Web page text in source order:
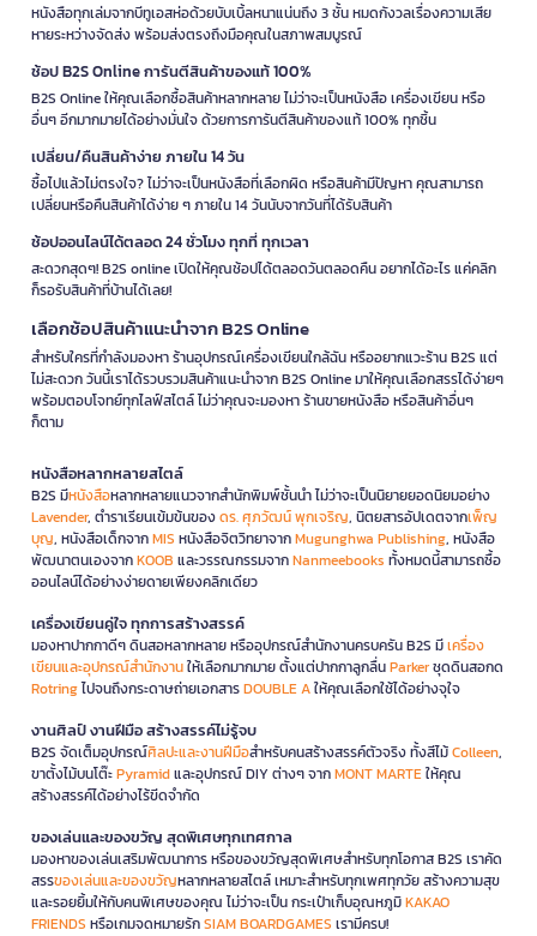
หนังสือทุกเล่มจากบีทูเอสห่อด้วยบับเบิ้ลหนาแน่นถึง 3 ชั้น หมดกังวลเรื่องความเสีย
หายระหว่างจัดส่ง พร้อมส่งตรงถึงมือคุณในสภาพสมบูรณ์
ช้อป B2S Online การันตีสินค้าของแท้ 100%
B2S Online ให้คุณเลือกซื้อสินค้าหลากหลาย ไม่ว่าจะเป็นหนังสือ เครื่องเขียน หรือ
อื่นๆ อีกมากมายได้อย่างมั่นใจ ด้วยการการันตีสินค้าของแท้ 100% ทุกชิ้น
เปลี่ยน/คืนสินค้าง่าย ภายใน 14 วัน
ซื้อไปแล้วไม่ตรงใจ? ไม่ว่าจะเป็นหนังสือที่เลือกผิด หรือสินค้ามีปัญหา คุณสามารถ
เปลี่ยนหรือคืนสินค้าได้ง่าย ๆ ภายใน 14 วันนับจากวันที่ได้รับสินค้า
ช้อปออนไลน์ได้ตลอด 24 ชั่วโมง ทุกที่ ทุกเวลา
สะดวกสุดๆ! B2S online เปิดให้คุณช้อปได้ตลอดวันตลอดคืน อยากได้อะไร แค่คลิก
ก็รอรับสินค้าที่บ้านได้เลย!
เลือกช้อปสินค้าแนะนำจาก B2S Online
สำหรับใครที่กำลังมองหา ร้านอุปกรณ์เครื่องเขียนใกล้ฉัน หรืออยากแวะร้าน B2S แต่
ไม่สะดวก วันนี้เราได้รวบรวมสินค้าแนะนำจาก B2S Online มาให้คุณเลือกสรรได้ง่ายๆ
พร้อมตอบโจทย์ทุกไลฟ์สไตล์ ไม่ว่าคุณจะมองหา ร้านขายหนังสือ หรือสินค้าอื่นๆ
ก็ตาม
หนังสือหลากหลายสไตล์
B2S มีหนังสือหลากหลายแนวจากสำนักพิมพ์ชั้นนำ ไม่ว่าจะเป็นนิยายยอดนิยมอย่าง
Lavender, ตำราเรียนเข้มข้นของดร. ศุภวัฒน์ พุกเจริญ, นิตยสารอัปเดตจากเพ็ญ
บุญ, หนังสือเด็กจากMIS หนังสือจิตวิทยาจากMugunghwa Publishing, หนังสือ
พัฒนาตนเองจากKOOB และวรรณกรรมจากNanmeebooks ทั้งหมดนี้สามารถซื้อ
ออนไลน์ได้อย่างง่ายดายเพียงคลิกเดียว
เครื่องเขียนคู่ใจ ทุกการสร้างสรรค์
มองหาปากกาดีๆ ดินสอหลากหลาย หรืออุปกรณ์สำนักงานครบครัน B2S มีเครื่อง
เขียนและอุปกรณ์สำนักงานให้เลือกมากมาย ตั้งแต่ปากกาลูกลื่นParkerชุดดินสอกด
Rotringไปจนถึงกระดาษถ่ายเอกสารDOUBLE Aให้คุณเลือกใช้ได้อย่างจุใจ
งานศิลป์ งานฝีมือ สร้างสรรค์ไม่รู้จบ
B2S จัดเต็มอุปกรณ์ศิลปะและงานฝีมือสำหรับคนสร้างสรรค์ตัวจริง ทั้งสีไม้Colleen,
ขาตั้งไม้บนโต๊ะPyramidและอุปกรณ์ DIY ต่างๆ จากMONT MARTEให้คุณ
สร้างสรรค์ได้อย่างไร้ขีดจำกัด
ของเล่นและของขวัญ สุดพิเศษทุกเทศกาล
มองหาของเล่นเสริมพัฒนาการ หรือของขวัญสุดพิเศษสำหรับทุกโอกาส B2S เราคัด
สรรของเล่นและของขวัญหลากหลายสไตล์ เหมาะสำหรับทุกเพศทุกวัย สร้างความสุข
และรอยยิ้มให้กับคนพิเศษของคุณ ไม่ว่าจะเป็น กระเป๋าเก็บอุณหภูมิKAKAO
FRIENDS หรือเกมจดหมายรักSIAM BOARDGAMES เรามีครบ!